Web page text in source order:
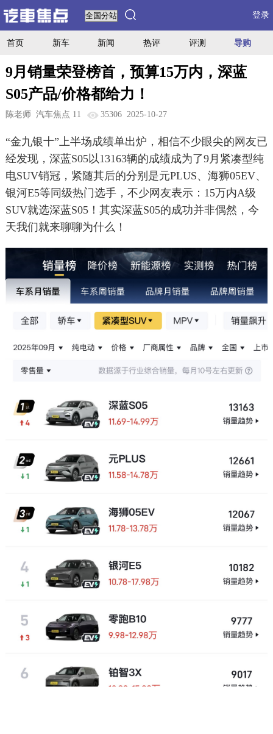
登录
首页 新车 新闻 热评 评测 导购
9月销量荣登榜首，预算15万内，深蓝
S05产品/价格都给力！
陈老师 汽车焦点 11 35306 2025-10-27
“金九银十”上半场成绩单出炉，相信不少眼尖的网友已
经发现，深蓝S05以13163辆的成绩成为了9月紧凑型纯
电SUV销冠，紧随其后的分别是元PLUS、海狮05EV、
银河E5等同级热门选手，不少网友表示：15万内A级
SUV就选深蓝S05！其实深蓝S05的成功并非偶然，今
天我们就来聊聊为什么！